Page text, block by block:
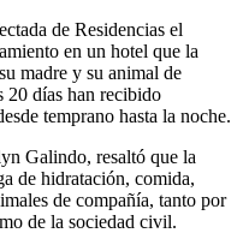
de Residencias el
en un hotel que la
madre y su animal de
20 días han recibido
temprano hasta la noche.
Galindo, resaltó que la
de hidratación, comida,
de compañía, tanto por
de la sociedad civil.